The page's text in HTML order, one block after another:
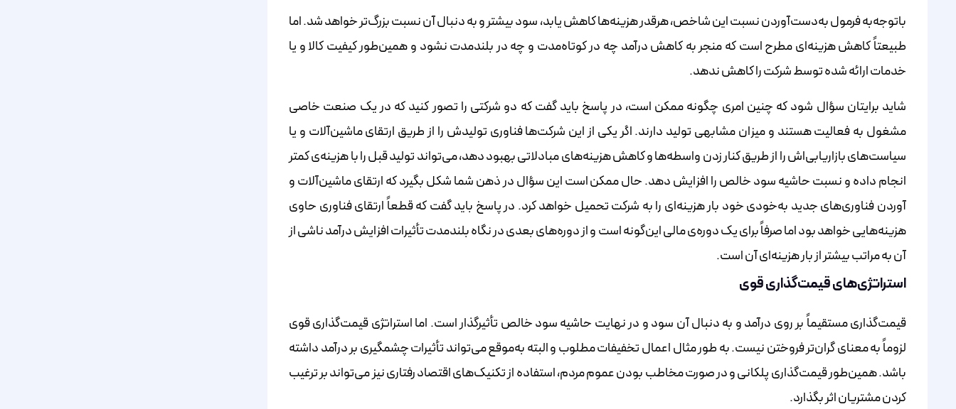
باتوجه‌به فرمول به‌دست‌آوردن نسبت این شاخص، هرقدر هزینه‌ها کاهش یابد، سود بیشتر و به دنبال آن نسبت بزرگ‌تر خواهد شد. اما
طبیعتاً کاهش هزینه‌ای مطرح است که منجر به کاهش درآمد چه در کوتاه‌مدت و چه در بلندمدت نشود و همین‌طور کیفیت کالا و یا
خدمات ارائه شده توسط شرکت را کاهش ندهد.
شاید برایتان سؤال شود که چنین امری چگونه ممکن است، در پاسخ باید گفت که دو شرکتی را تصور کنید که در یک صنعت خاصی
مشغول به فعالیت هستند و میزان مشابهی تولید دارند. اگر یکی از این شرکت‌ها فناوری تولیدش را از طریق ارتقای ماشین‌آلات و یا
سیاست‌های بازاریابی‌اش را از طریق کنار زدن واسطه‌ها و کاهش هزینه‌های مبادلاتی بهبود دهد، می‌تواند تولید قبل را با هزینه‌ی کمتر
انجام داده و نسبت حاشیه سود خالص را افزایش دهد. حال ممکن است این سؤال در ذهن شما شکل بگیرد که ارتقای ماشین‌آلات و
آوردن فناوری‌های جدید به‌خودی ‌خود بار هزینه‌ای را به شرکت تحمیل خواهد کرد. در پاسخ باید گفت که قطعاً ارتقای فناوری حاوی
هزینه‌هایی خواهد بود اما صرفاً برای یک دوره‌ی مالی این‌گونه است و از دوره‌های بعدی در نگاه بلندمدت تأثیرات افزایش درآمد ناشی از
آن به ‌مراتب بیشتر از بار هزینه‌ای آن است.
استراتژی‌های قیمت‌گذاری قوی
قیمت‌گذاری مستقیماً بر روی درآمد و به دنبال آن سود و در نهایت حاشیه سود خالص تأثیرگذار است. اما استراتژی قیمت‌گذاری قوی
لزوماً به معنای گران‌تر فروختن نیست. به طور مثال اعمال تخفیفات مطلوب و البته به‌موقع می‌تواند تأثیرات چشمگیری بر درآمد داشته
باشد. همین‌طور قیمت‌گذاری پلکانی و در صورت مخاطب بودن عموم مردم، استفاده از تکنیک‌های اقتصاد رفتاری نیز می‌تواند بر ترغیب
کردن مشتریان اثر بگذارد.